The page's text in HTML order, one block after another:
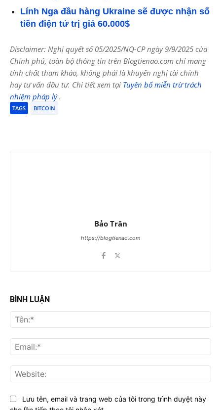
Lính Nga đầu hàng Ukraine sẽ được nhận số
tiền điện tử trị giá 60.000$
Disclaimer: Nghị quyết số 05/2025/NQ-CP ngày 9/9/2025 của
Chính phủ, toàn bộ thông tin trên Blogtienao.com chỉ mang
tính chất tham khảo, không phải là khuyến nghị tài chính
hay tư vấn đầu tư. Chi tiết xem tại Tuyên bố miễn trừ trách
nhiệm pháp lý.
TAGS BITCOIN
Bảo Trân
https://blogtienao.com
BÌNH LUẬN
Lưu tên, email và trang web của tôi trong trình duyệt này